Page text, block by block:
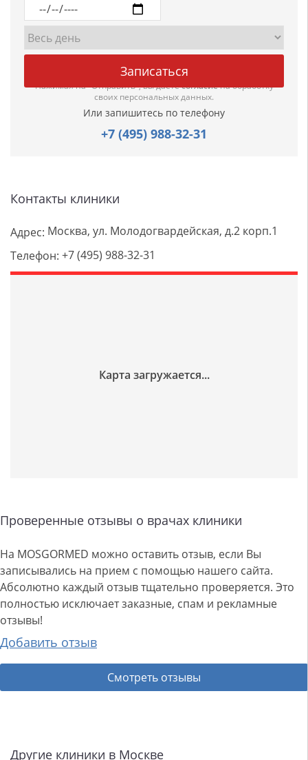
Нажимая на "Отправить", вы даетесогласиена обработку
своих персональных данных.
Или запишитесь по телефону
+7 (495) 988-32-31
Контакты клиники
Адрес: Москва, ул. Молодогвардейская, д.2 корп.1
Телефон: +7 (495) 988-32-31
Проверенные отзывы о врачах клиники
На MOSGORMED можно оставить отзыв, если Вы
записывались на прием с помощью нашего сайта.
Абсолютно каждый отзыв тщательно проверяется. Это
полностью исключает заказные, спам и рекламные
отзывы!
Добавить отзыв
Смотреть отзывы
Другие клиники в Москве